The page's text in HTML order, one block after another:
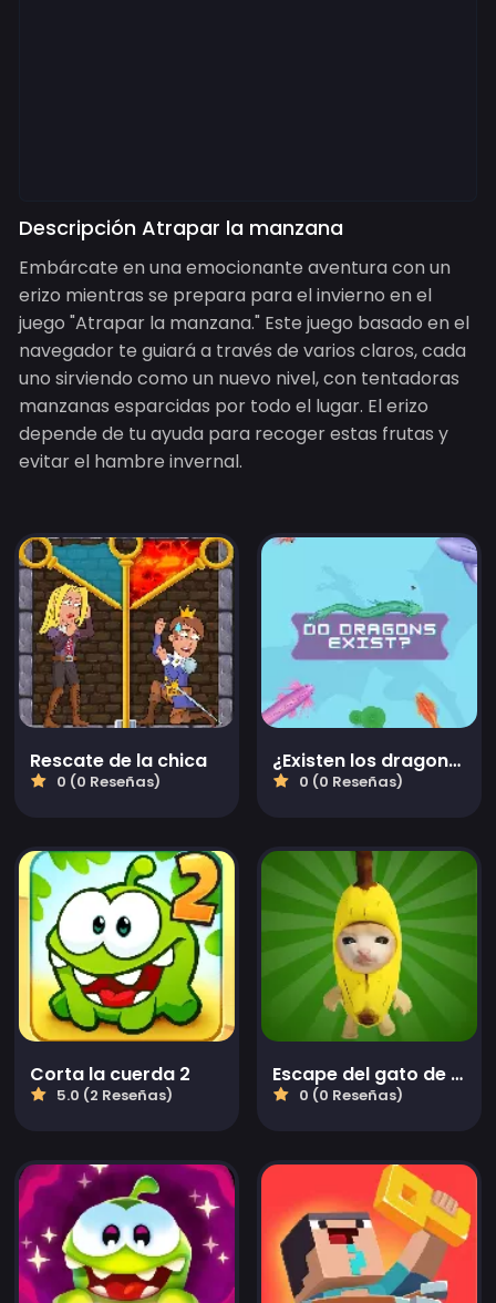
Descripción Atrapar la manzana
Embárcate en una emocionante aventura con un
erizo mientras se prepara para el invierno en el
juego "Atrapar la manzana." Este juego basado en el
navegador te guiará a través de varios claros, cada
uno sirviendo como un nuevo nivel, con tentadoras
manzanas esparcidas por todo el lugar. El erizo
depende de tu ayuda para recoger estas frutas y
evitar el hambre invernal.
Rescate de la chica
0 (0 Reseñas)
¿Existen los dragones?
0 (0 Reseñas)
Corta la cuerda 2
5.0 (2 Reseñas)
Escape del gato de plátano
0 (0 Reseñas)